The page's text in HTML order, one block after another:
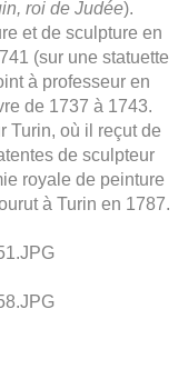
roi de Judée).
et de sculpture en
(sur une statuette
à professeur en
de 1737 à 1743.
Turin, où il reçut de
de sculpteur
royale de peinture
à Turin en 1787.